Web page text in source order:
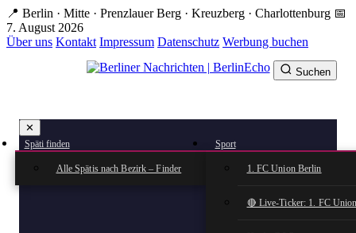
Zum
Hauptinhalt
springen
📍 Berlin · Mitte · Prenzlauer Berg · Kreuzberg · Charlottenburg 📅
7. August 2026
Über uns Kontakt Impressum Datenschutz Werbung buchen
✕
Späti finden
Alle Spätis nach Bezirk – Finder
Sport
1. FC Union Berlin
🔴 Live-Ticker: 1. FC
Suchen